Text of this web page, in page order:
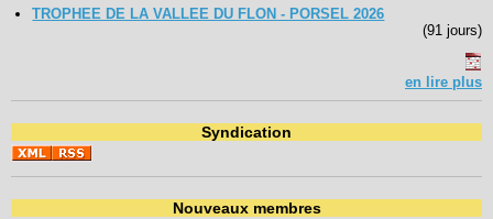
TROPHEE DE LA VALLEE DU FLON - PORSEL 2026
(91 jours)
en lire plus
Syndication
Nouveaux membres